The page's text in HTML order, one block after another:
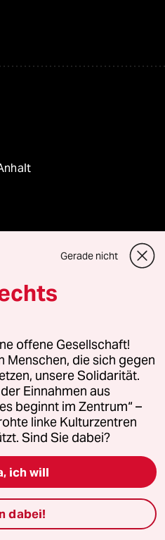
Gerade nicht
offene Gesellschaft!
Menschen, die sich gegen
unsere Solidarität.
Einnahmen aus
beginnt im Zentrum“ –
linke Kulturzentren
Sind Sie dabei?
ich will
dabei!